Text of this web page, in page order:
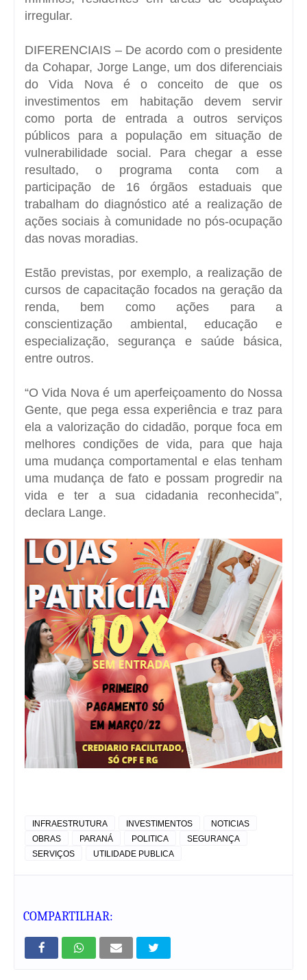
irregular.
DIFERENCIAIS – De acordo com o presidente
da Cohapar, Jorge Lange, um dos diferenciais
do Vida Nova é o conceito de que os
investimentos em habitação devem servir
como porta de entrada a outros serviços
públicos para a população em situação de
vulnerabilidade social. Para chegar a esse
resultado, o programa conta com a
participação de 16 órgãos estaduais que
trabalham do diagnóstico até a realização de
ações sociais à comunidade no pós-ocupação
das novas moradias.
Estão previstas, por exemplo, a realização de
cursos de capacitação focados na geração da
renda, bem como ações para a
conscientização ambiental, educação e
especialização, segurança e saúde básica,
entre outros.
“O Vida Nova é um aperfeiçoamento do Nossa
Gente, que pega essa experiência e traz para
ela a valorização do cidadão, porque foca em
melhores condições de vida, para que haja
uma mudança comportamental e elas tenham
uma mudança de fato e possam progredir na
vida e ter a sua cidadania reconhecida”,
declara Lange.
INFRAESTRUTURA INVESTIMENTOS
NOTICIAS
OBRAS
PARANÁ POLITICA
SEGURANÇA
SERVIÇOS
UTILIDADE PUBLICA
COMPARTILHAR: